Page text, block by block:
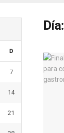
Día:
D
7
14
21